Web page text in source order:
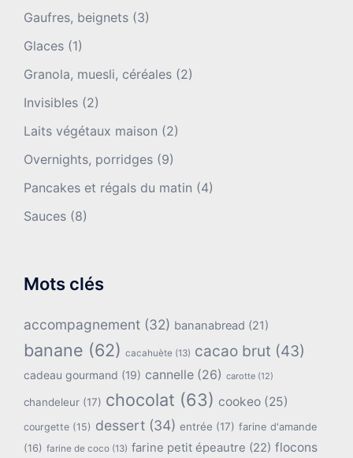
Gaufres, beignets (3)
Glaces (1)
Granola, muesli, céréales (2)
Invisibles (2)
Laits végétaux maison (2)
Overnights, porridges (9)
Pancakes et régals du matin (4)
Sauces (8)
Mots clés
accompagnement (32) bananabread (21)
banane (62) cacahuète (13) cacao brut (43)
cadeau gourmand (19) cannelle (26) carotte (12)
chandeleur (17) chocolat (63) cookeo (25)
courgette (15) dessert (34) entrée (17) farine d'amande
(16) farine de coco (13) farine petit épeautre (22) flocons